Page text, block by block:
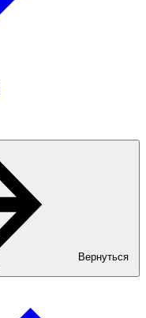
Вернуться